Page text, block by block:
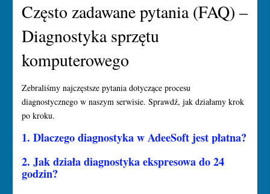
Często zadawane pytania (FAQ) –
Diagnostyka sprzętu
komputerowego
Zebraliśmy najczęstsze pytania dotyczące procesu
diagnostycznego w naszym serwisie. Sprawdź, jak działamy krok
po kroku.
1. Dlaczego diagnostyka w AdeeSoft jest płatna?
Rzetelna diagnostyka to nie tylko uruchomienie urządzenia. To
skomplikowany proces, który często wymaga całkowitego
demontażu laptopa, wykonania pomiarów oscyloskopem i
2. Jak działa diagnostyka ekspresowa do 24
godzin?